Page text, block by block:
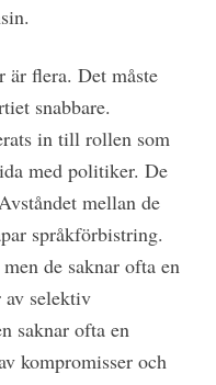
är flera. Det måste
snabbare.
in till rollen som
med politiker. De
mellan de
språkförbistring.
de saknar ofta en
av selektiv
saknar ofta en
kompromisser och